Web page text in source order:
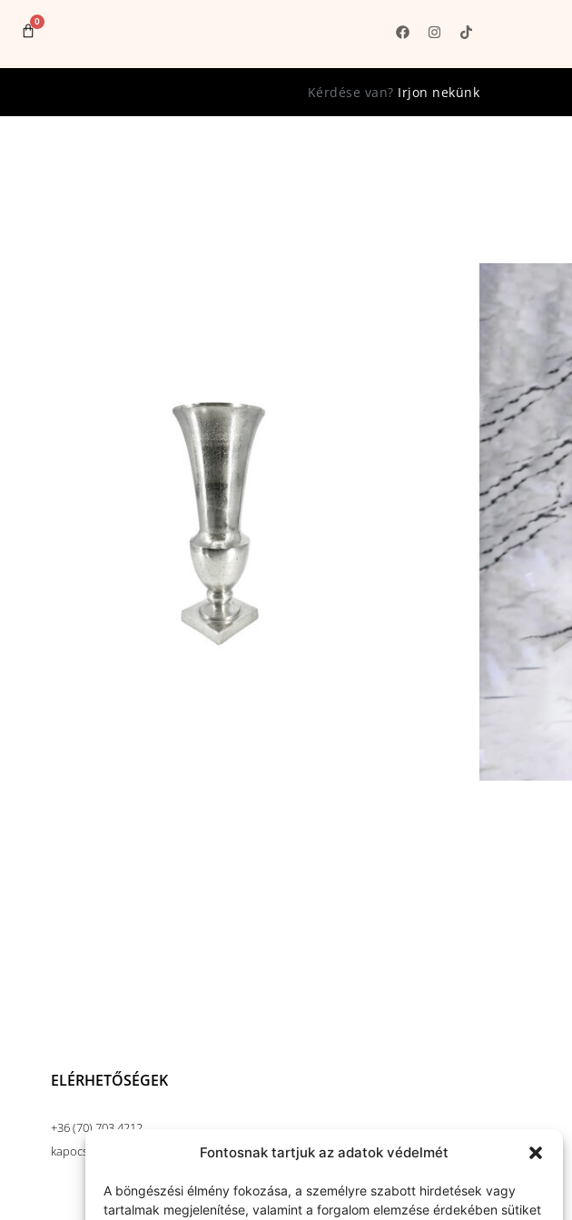
Fontosnak tartjuk az adatok védelmét
A böngészési élmény fokozása, a személyre szabott hirdetések vagy
tartalmak megjelenítése, valamint a forgalom elemzése érdekében sütiket
0
Kérdése van? Irjon nekünk
KOSÁRBA TESZEM
EGYEDI DARABOK, ÁRNYALATBELI KÜLÖNBSÉGEK VANNAK
ELÉRHETŐSÉGEK
+36 (70) 703 4212
kapocsart@kapocsarthome.com